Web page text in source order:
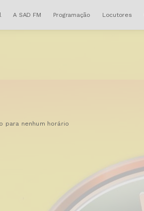
A SAD FM Programação Locutores
para nenhum horário